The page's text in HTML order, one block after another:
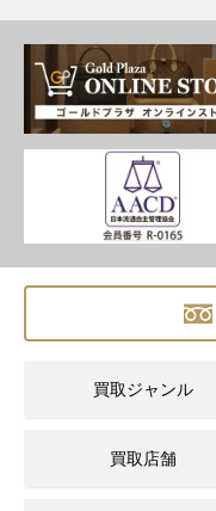
買取ジャンル
買取店舗